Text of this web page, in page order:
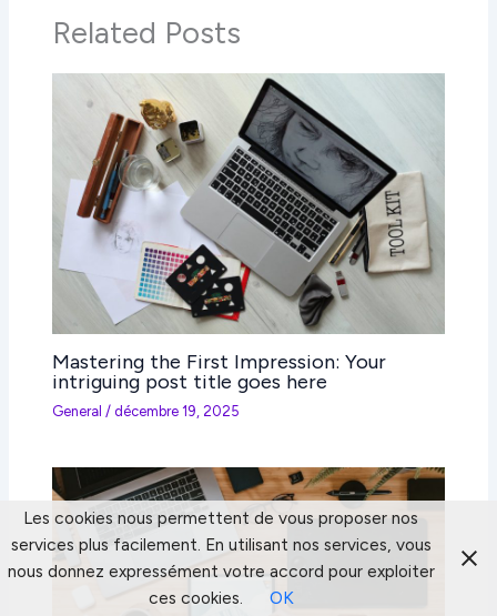
Related Posts
Mastering the First Impression: Your
intriguing post title goes here
General / décembre 19, 2025
Les cookies nous permettent de vous proposer nos
services plus facilement. En utilisant nos services, vous
nous donnez expressément votre accord pour exploiter
ces cookies.
OK